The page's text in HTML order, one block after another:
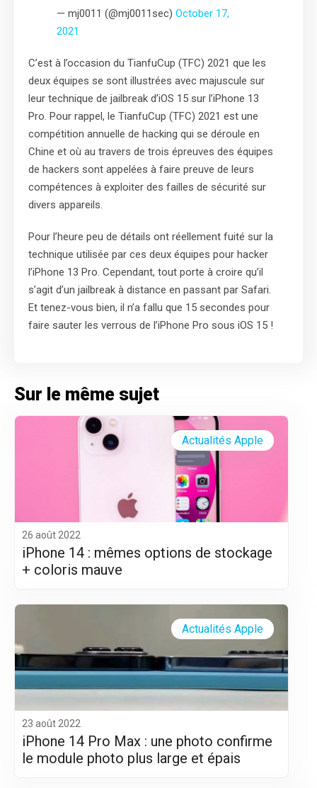
— mj0011 (@mj0011sec) October 17,
2021
C’est à l’occasion du TianfuCup (TFC) 2021 que les
deux équipes se sont illustrées avec majuscule sur
leur technique de jailbreak d’iOS 15 sur l’iPhone 13
Pro. Pour rappel, le TianfuCup (TFC) 2021 est une
compétition annuelle de hacking qui se déroule en
Chine et où au travers de trois épreuves des équipes
de hackers sont appelées à faire preuve de leurs
compétences à exploiter des failles de sécurité sur
divers appareils.
Pour l’heure peu de détails ont réellement fuité sur la
technique utilisée par ces deux équipes pour hacker
l’iPhone 13 Pro. Cependant, tout porte à croire qu’il
s’agit d’un jailbreak à distance en passant par Safari.
Et tenez-vous bien, il n’a fallu que 15 secondes pour
faire sauter les verrous de l’iPhone Pro sous iOS 15 !
Sur le même sujet
26 août 2022
iPhone 14 : mêmes options de stockage
+ coloris mauve
Actualités Apple
23 août 2022
iPhone 14 Pro Max : une photo confirme
le module photo plus large et épais
Actualités Apple